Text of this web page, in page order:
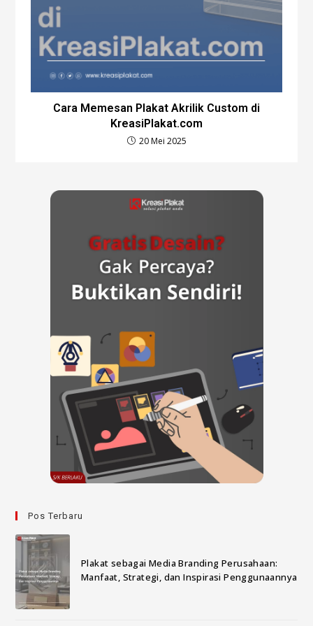
Cara Memesan Plakat Akrilik Custom di
KreasiPlakat.com
20 Mei 2025
Pos Terbaru
Plakat sebagai Media Branding Perusahaan:
Manfaat, Strategi, dan Inspirasi Penggunaannya